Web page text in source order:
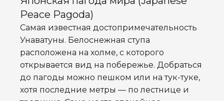
Peace Pagoda)
Самая известная достопримечательность
Унаватуны. Белоснежная ступа
расположена на холме, с которого
открывается вид на побережье. Добраться
до пагоды можно пешком или на тук-туке,
хотя последние метры — по лестнице и